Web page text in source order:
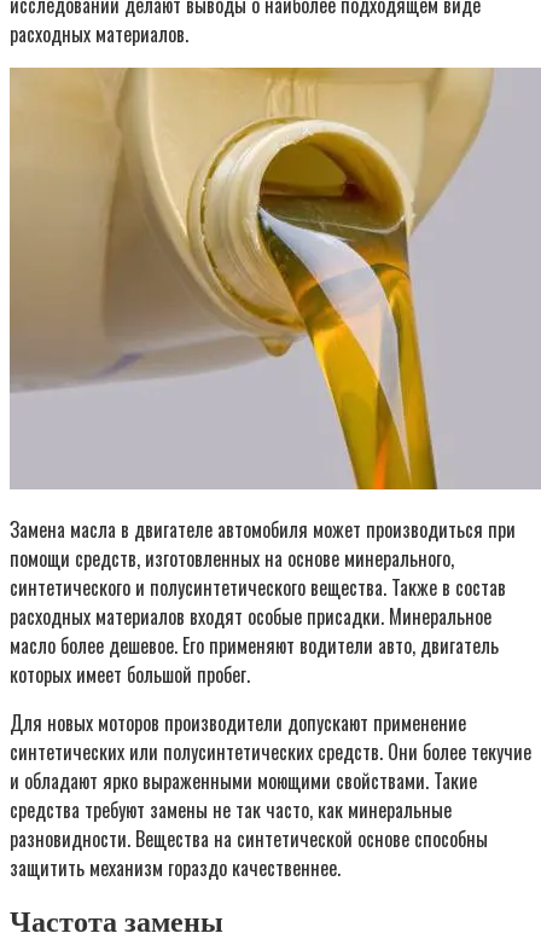
расходных материалов.
Замена масла в двигателе автомобиля может производиться при
помощи средств, изготовленных на основе минерального,
синтетического и полусинтетического вещества. Также в состав
расходных материалов входят особые присадки. Минеральное
масло более дешевое. Его применяют водители авто, двигатель
которых имеет большой пробег.
Для новых моторов производители допускают применение
синтетических или полусинтетических средств. Они более текучие
и обладают ярко выраженными моющими свойствами. Такие
средства требуют замены не так часто, как минеральные
разновидности. Вещества на синтетической основе способны
защитить механизм гораздо качественнее.
Частота замены